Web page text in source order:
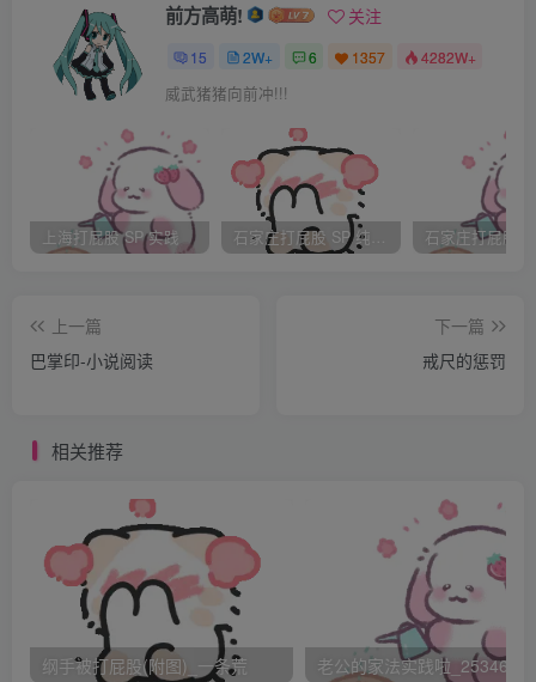
前方高萌! 关注
15 2W+ 6 1357 4282W+
威武猪猪向前冲!!!
上海打屁股 SP 实践 石家庄打屁股 SP 纯实践
上一篇
巴掌印-小说阅读
下一篇
戒尺的惩罚
相关推荐
纲手被打屁股(附图)_一条荒 老公的家法实践啦